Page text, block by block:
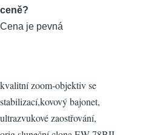
ceně?
Cena je pevná
kvalitní zoom-objektiv se
stabilizací,kovový bajonet,
ultrazvukové zaostřování,